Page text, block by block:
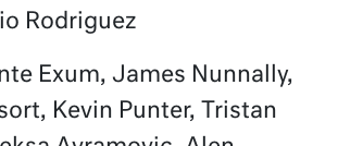
Rodriguez
Exum, James Nunnally,
Kevin Punter, Tristan